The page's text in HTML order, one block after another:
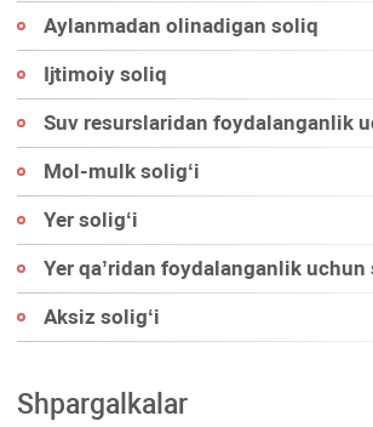
Aylanmadan olinadigan soliq
Ijtimoiy soliq
Suv resurslaridan foydalanganlik
Mol-mulk soligʻi
Yer soligʻi
Yer qa’ridan foydalanganlik uchun
Aksiz soligʻi
Shpargalkalar